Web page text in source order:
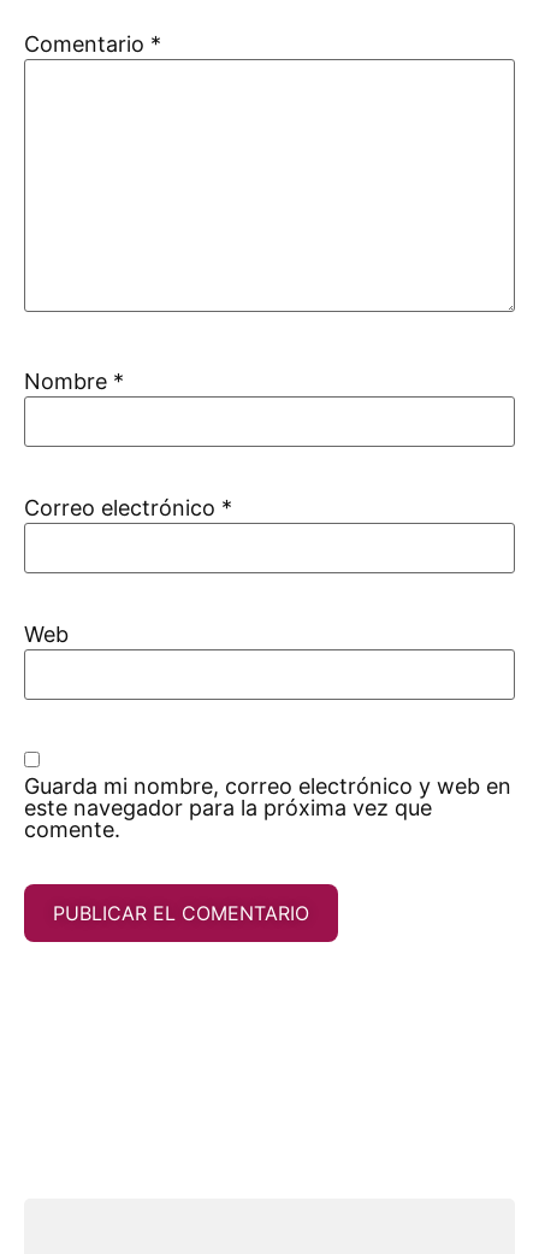
Comentario *
Nombre *
Correo electrónico *
Web
Guarda mi nombre, correo electrónico y web en
este navegador para la próxima vez que
comente.